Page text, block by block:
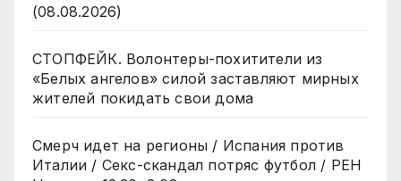
(08.08.2026)
СТОПФЕЙК. Волонтеры-похитители из
«Белых ангелов» силой заставляют мирных
жителей покидать свои дома
Смерч идет на регионы / Испания против
Италии / Секс-скандал потряс футбол / РЕН